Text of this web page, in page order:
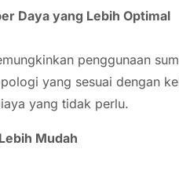
Daya yang Lebih Optimal
penggunaan
yang sesuai dengan
yang tidak perlu.
Mudah